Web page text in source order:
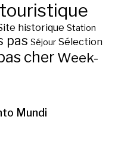
historique Station
pas Séjour Sélection
cher Week-
Mundi